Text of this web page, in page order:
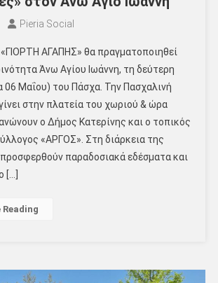
Pieria Social
ΑΓΑΠΗΣ» θα πραγματοποιηθεί
Άνω Αγίου Ιωάννη, τη δεύτερη
06 Μαΐου) του Πάσχα. Την Πασχαλινή
στην πλατεία του χωριού & ώρα
ο Δήμος Κατερίνης και ο τοπικός
«ΑΡΓΟΣ». Στη διάρκεια της
παραδοσιακά εδέσματα και
[…]